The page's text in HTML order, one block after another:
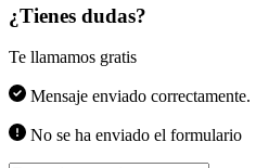
¿Tienes dudas?
Te llamamos gratis
Mensaje enviado correctamente.
No se ha enviado el formulario